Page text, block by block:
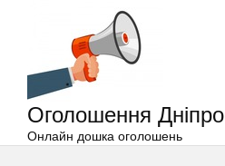
Оголошення Дніпро
Онлайн дошка оголошень